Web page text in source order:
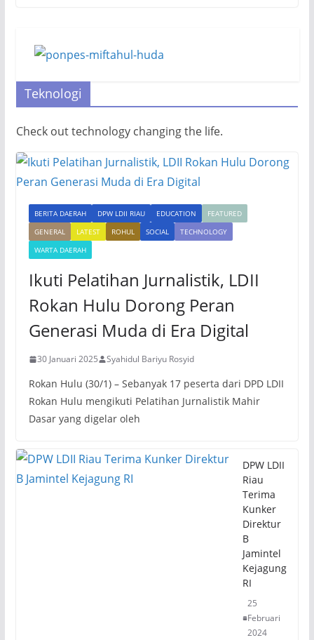
Teknologi
Check out technology changing the life.
BERITA DAERAH DPW LDII RIAU EDUCATION
FEATURED
GENERAL
LATEST ROHUL SOCIAL
TECHNOLOGY
WARTA DAERAH
Ikuti Pelatihan Jurnalistik, LDII
Rokan Hulu Dorong Peran
Generasi Muda di Era Digital
30 Januari 2025 Syahidul Bariyu Rosyid
Rokan Hulu (30/1) – Sebanyak 17 peserta dari DPD LDII
Rokan Hulu mengikuti Pelatihan Jurnalistik Mahir
Dasar yang digelar oleh
DPW LDII
Riau
Terima
Kunker
Direktur
B
Jamintel
Kejagung
RI
25
Februari
2024